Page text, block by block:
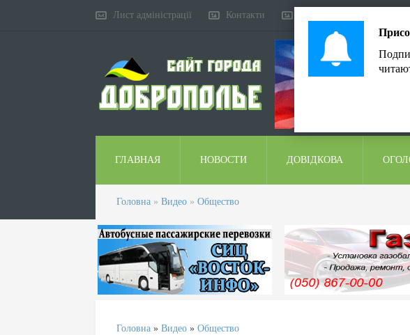
Лист адміністрації Контакти
ГЛАВНАЯ НОВОСТИ ДОВІДКОВА
Головна » Видео » Общество
Головна » Видео » Общество